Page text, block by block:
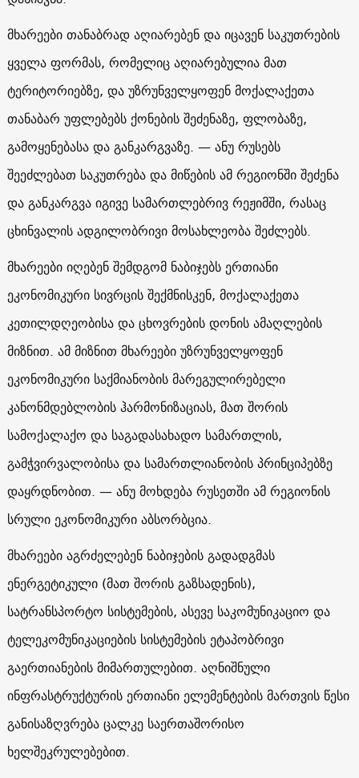
მხარეები თანაბრად აღიარებენ და იცავენ საკუთრების
ყველა ფორმას, რომელიც აღიარებულია მათ
ტერიტორიებზე, და უზრუნველყოფენ მოქალაქეთა
თანაბარ უფლებებს ქონების შეძენაზე, ფლობაზე,
გამოყენებასა და განკარგვაზე. — ანუ რუსებს
შეეძლებათ საკუთრება და მიწების ამ რეგიონში შეძენა
და განკარგვა იგივე სამართლებრივ რეჟიმში, რასაც
ცხინვალის ადგილობრივი მოსახლეობა შეძლებს.
მხარეები იღებენ შემდგომ ნაბიჯებს ერთიანი
ეკონომიკური სივრცის შექმნისკენ, მოქალაქეთა
კეთილდღეობისა და ცხოვრების დონის ამაღლების
მიზნით. ამ მიზნით მხარეები უზრუნველყოფენ
ეკონომიკური საქმიანობის მარეგულირებელი
კანონმდებლობის ჰარმონიზაციას, მათ შორის
სამოქალაქო და საგადასახადო სამართლის,
გამჭვირვალობისა და სამართლიანობის პრინციპებზე
დაყრდნობით. — ანუ მოხდება რუსეთში ამ რეგიონის
სრული ეკონომიკური აბსორბცია.
მხარეები აგრძელებენ ნაბიჯების გადადგმას
ენერგეტიკული (მათ შორის გაზსადენის),
სატრანსპორტო სისტემების, ასევე საკომუნიკაციო და
ტელეკომუნიკაციების სისტემების ეტაპობრივი
გაერთიანების მიმართულებით. აღნიშნული
ინფრასტრუქტურის ერთიანი ელემენტების მართვის წესი
განისაზღვრება ცალკე საერთაშორისო
ხელშეკრულებებით.